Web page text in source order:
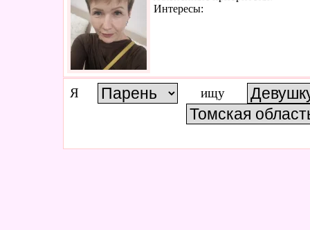
Интересы:
Я ищу